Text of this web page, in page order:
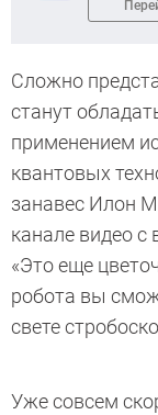
Сложно
станут
применением
квантовых
занавес Илон
канале видео
«Это еще
робота вы
свете
Уже совсем